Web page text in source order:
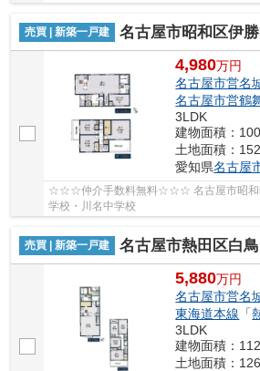
売買 | 新築一戸建 名古屋市昭和区伊勝町1丁目11【仲介手数
4,980万円
名古屋市営名
名古屋市営鶴
3LDK
建物面積：
土地面積：
愛知県名古屋
☆☆☆仲介手数料無料☆☆☆ 名古屋市昭和
学校・川名中学校
売買 | 新築一戸建 名古屋市熱田区白鳥1丁目6-23【仲介手数
5,880万円
名古屋市営名
東海道本線 「
3LDK
建物面積：
土地面積：